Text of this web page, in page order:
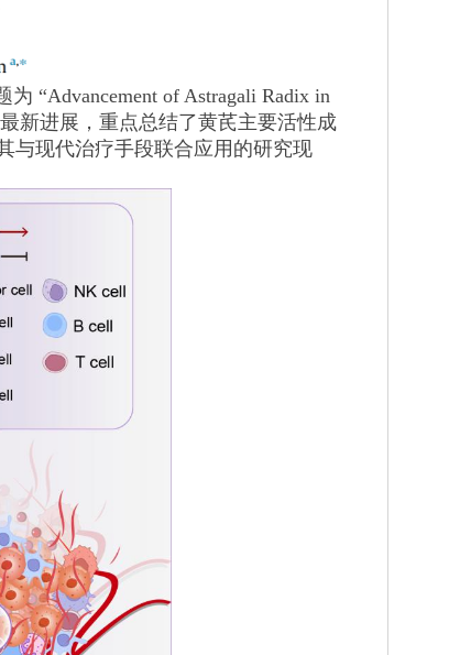
“Advancement of Astragali Radix in
新进展，重点总结了黄芪主要活性成
与现代治疗手段联合应用的研究现